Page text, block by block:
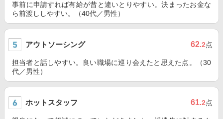
事前に申請すれば有給が昔と違いとりやすい。決まったお金な
ら前渡ししやすい。（40代／男性）
アウトソーシング 62.2点
担当者と話しやすい。良い職場に巡り会えたと思えた点。（30
代／男性）
ホットスタッフ 61.2点